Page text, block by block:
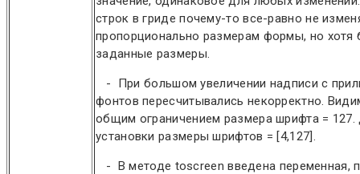
строк в гриде почему-то все-равно не
пропорционально размерам формы, но хотя
заданные размеры.
- При большом увеличении надписи с
фонтов пересчитывались некорректно.
общим ограничением размера шрифта =
установки размеры шрифтов = [4,127].
- В методе toscreen введена переменная,